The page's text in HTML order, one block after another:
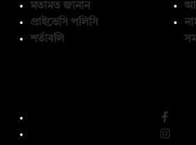
মতামত জানান
প্রাইভেসি পলিসি
শর্তাবলি